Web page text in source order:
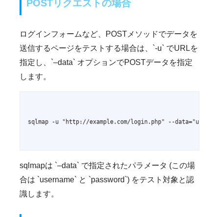
POSTリクエストの場合
ログインフォームなど、POSTメソッドでデータを
送信するページをテストする場合は、`-u` でURLを
指定し、`–data` オプションでPOSTデータを指定
します。
sqlmap -u "http://example.com/login.php" --
sqlmapは `–data` で指定されたパラメータ (この場
合は `username` と `password`) をテスト対象と認
識します。